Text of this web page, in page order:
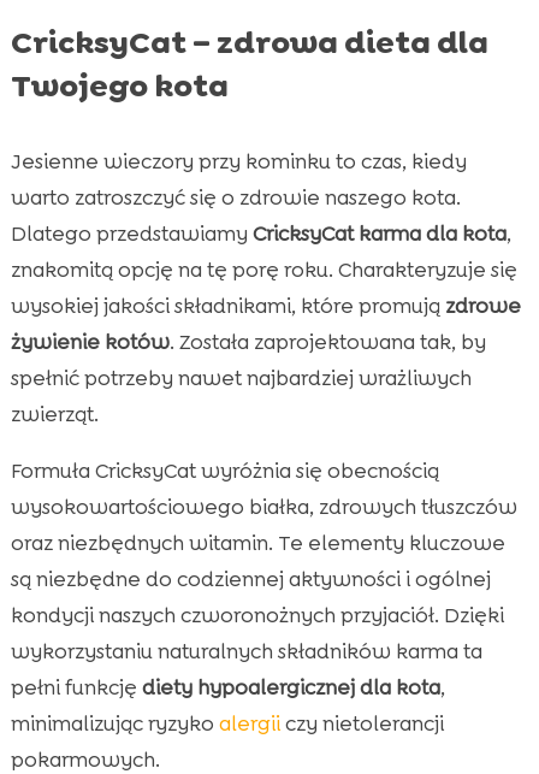
CricksyCat – zdrowa dieta dla
Twojego kota
Jesienne wieczory przy kominku to czas, kiedy
warto zatroszczyć się o zdrowie naszego kota.
Dlatego przedstawiamy CricksyCat karma dla kota,
znakomitą opcję na tę porę roku. Charakteryzuje się
wysokiej jakości składnikami, które promują zdrowe
żywienie kotów. Została zaprojektowana tak, by
spełnić potrzeby nawet najbardziej wrażliwych
zwierząt.
Formuła CricksyCat wyróżnia się obecnością
wysokowartościowego białka, zdrowych tłuszczów
oraz niezbędnych witamin. Te elementy kluczowe
są niezbędne do codziennej aktywności i ogólnej
kondycji naszych czworonożnych przyjaciół. Dzięki
wykorzystaniu naturalnych składników karma ta
pełni funkcję diety hypoalergicznej dla kota,
minimalizując ryzyko alergiiczy nietolerancji
pokarmowych.